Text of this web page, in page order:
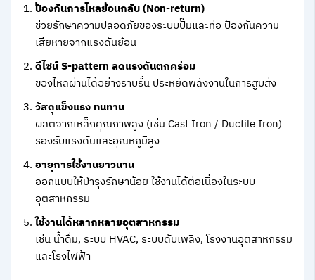
ป้องกันการไหลย้อนกลับ (Non-return)
ช่วยรักษาความปลอดภัยของระบบปั๊มและท่อ ป้องกันความ
เสียหายจากแรงดันย้อน
ดีไซน์ S-pattern ลดแรงดันตกคร่อม
ของไหลผ่านได้อย่างราบรื่น ประหยัดพลังงานในการสูบส่ง
วัสดุแข็งแรง ทนทาน
ผลิตจากเหล็กคุณภาพสูง (เช่น Cast Iron / Ductile Iron)
รองรับแรงดันและอุณหภูมิสูง
อายุการใช้งานยาวนาน
ออกแบบให้บำรุงรักษาน้อย ใช้งานได้ต่อเนื่องในระบบ
อุตสาหกรรม
ใช้งานได้หลากหลายอุตสาหกรรม
เช่น น้ำดื่ม, ระบบ HVAC, ระบบดับเพลิง, โรงงานอุตสาหกรรม
และโรงไฟฟ้า